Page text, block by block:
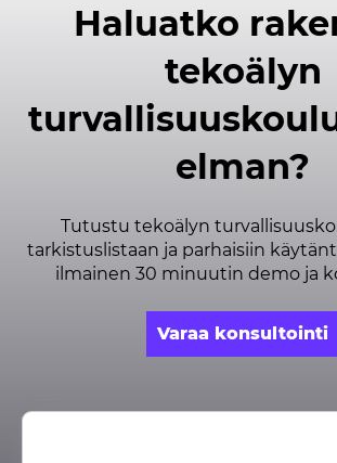
Haluatko
tekoälyn
elman?
Tutustu tekoälyn
tarkistuslistaan ja parhaisiin
ilmainen 30 minuutin demo ja
Varaa konsultointi